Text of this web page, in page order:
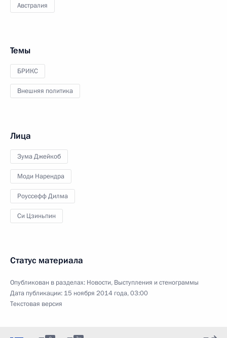
Австралия
Темы
БРИКС
Внешняя политика
Лица
Зума Джейкоб
Моди Нарендра
Роуссефф Дилма
Си Цзиньпин
Статус материала
Опубликован в разделах: Новости, Выступления и стенограммы
Дата публикации: 15 ноября 2014 года, 03:00
Текстовая версия